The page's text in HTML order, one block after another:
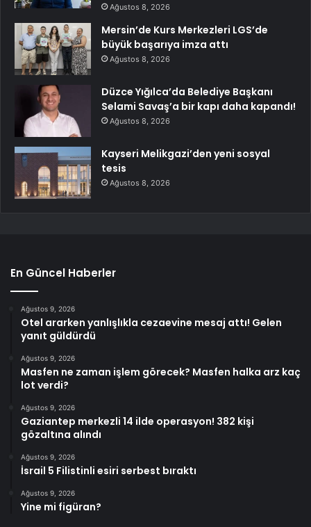
Ağustos 8, 2026
Mersin’de Kurs Merkezleri LGS’de
büyük başarıya imza attı
Ağustos 8, 2026
Düzce Yığılca’da Belediye Başkanı
Selami Savaş’a bir kapı daha kapandı!
Ağustos 8, 2026
Kayseri Melikgazi’den yeni sosyal
tesis
Ağustos 8, 2026
En Güncel Haberler
Ağustos 9, 2026
Otel ararken yanlışlıkla cezaevine mesaj attı! Gelen
yanıt güldürdü
Ağustos 9, 2026
Masfen ne zaman işlem görecek? Masfen halka arz kaç
lot verdi?
Ağustos 9, 2026
Gaziantep merkezli 14 ilde operasyon! 382 kişi
gözaltına alındı
Ağustos 9, 2026
İsrail 5 Filistinli esiri serbest bıraktı
Ağustos 9, 2026
Yine mi figüran?